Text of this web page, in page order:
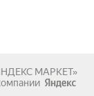
МАРКЕТ»